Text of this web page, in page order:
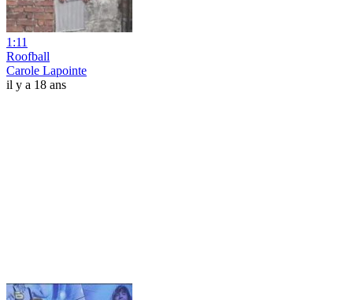
1:11
Roofball
Carole Lapointe
il y a 18 ans